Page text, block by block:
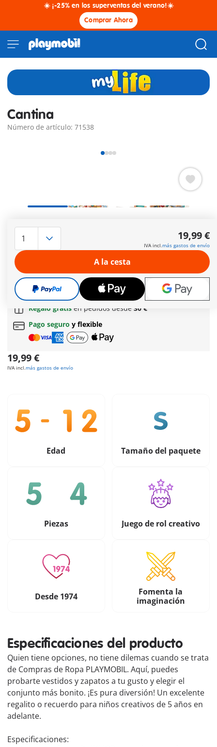
☀️ ¡-25% en los superventas del verano!☀️
Comprar Ahora
Cantina
Número de artículo: 71538
sushi, ideos, patatas fritas, bebidas y batidos, etc. Después
de reponer fuerzas podemos seguir comprando.
Más información
Envío gratis a partir normalde 60 € (Península y
Baleares)
Envío gratis
a partir de 60 €
(Península y Baleares) |
a partir de150 €(Canarias, Ceuta y Melilla)
Regalo gratis en pedidos desde 30 €
Pago seguro y flexible
19,99 €
IVA incl.más gastos de envío
19,99 €
IVA incl.más gastos de envío
A la cesta
Edad Tamaño del paquete
Piezas Juego de rol creativo
Desde 1974
Fomenta la
imaginación
Especificaciones del producto
Quien tiene opciones, no tiene dilemas cuando se trata
de Compras de Ropa PLAYMOBIL. Aquí, puedes
probarte vestidos y zapatos a tu gusto y elegir el
conjunto más bonito. ¡Es pura diversión! Un excelente
regalito o recuerdo para niños creativos de 5 años en
adelante.
Especificaciones: